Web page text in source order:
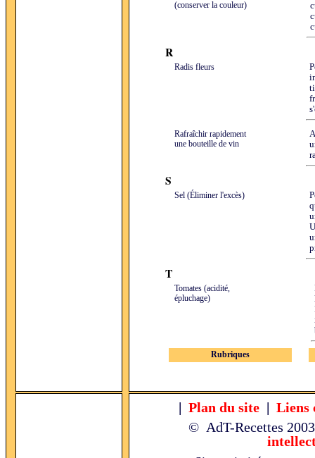
(conserver la couleur)
R
Radis fleurs
Rafraîchir rapidement
une bouteille de vin
S
Sel (Éliminer l'excès)
T
Tomates (acidité,
épluchage)
Rubriques
| Plan du site | Liens
© AdT-Recettes